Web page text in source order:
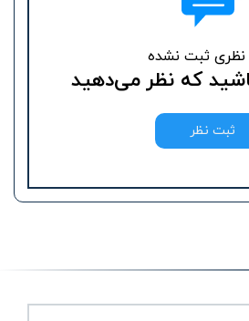
نظری ثبت نشده
که نظر می‌دهید
ثبت نظر